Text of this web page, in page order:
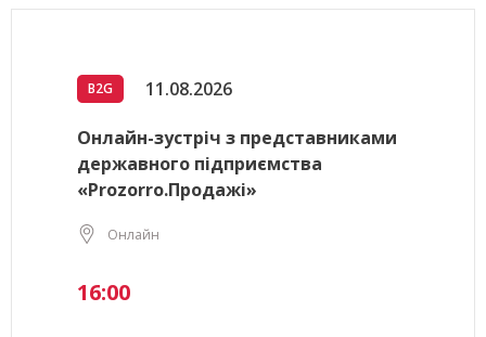
B2G 11.08.2026
Онлайн-зустріч з представниками
державного підприємства
«Prozorro.Продажі»
Онлайн
16:00